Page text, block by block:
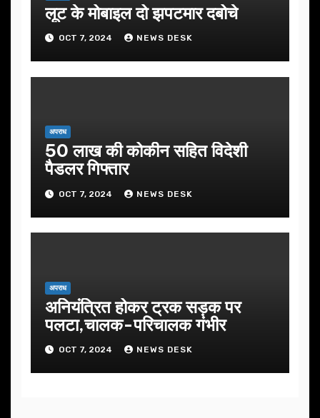
लूट के मोबाइल दो झपटमार दबोचे
OCT 7, 2024 NEWS DESK
अपराध
50 लाख की कोकीन सहित विदेशी
पैडलर गिफ्तार
OCT 7, 2024 NEWS DESK
अपराध
अनियंत्रित होकर ट्रक सड़क पर
पलटा,चालक-परिचालक गंभीर
OCT 7, 2024 NEWS DESK